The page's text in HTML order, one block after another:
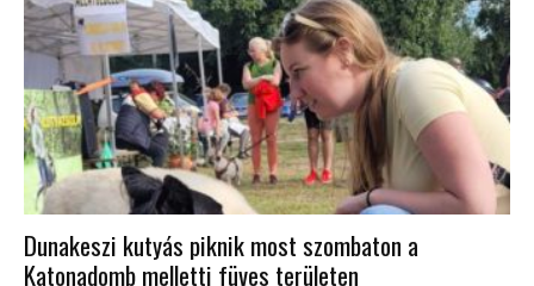
Dunakeszi kutyás piknik most szombaton a
Katonadomb melletti füves területen